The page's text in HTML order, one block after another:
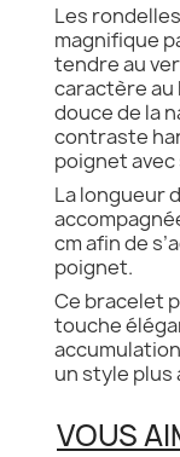
Les
magnifique
tendre au
caractère au
douce de la
contraste
poignet
La longueur
cm afin de
poignet.
Ce bracelet
touche
un style
VOUS